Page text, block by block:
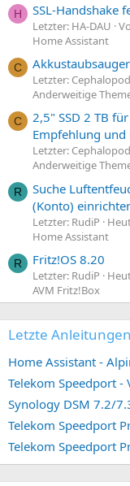
H SSL-Handshake
Letzter: HA-DAU
Home Assistant
C
Letzter: Cephalopod
Anderweitige
C
2,5" SSD 2 TB
Empfehlung
Letzter: Cephalopod
Anderweitige
R
Suche
(Konto)
Letzter: RudiP
Home Assistant
R Fritz!OS 8.20
Letzter: RudiP
AVM Fritz!Box
Letzte Anleitungen
Home Assistant -
Telekom Speedport -
Telekom Speedport
Telekom Speedport